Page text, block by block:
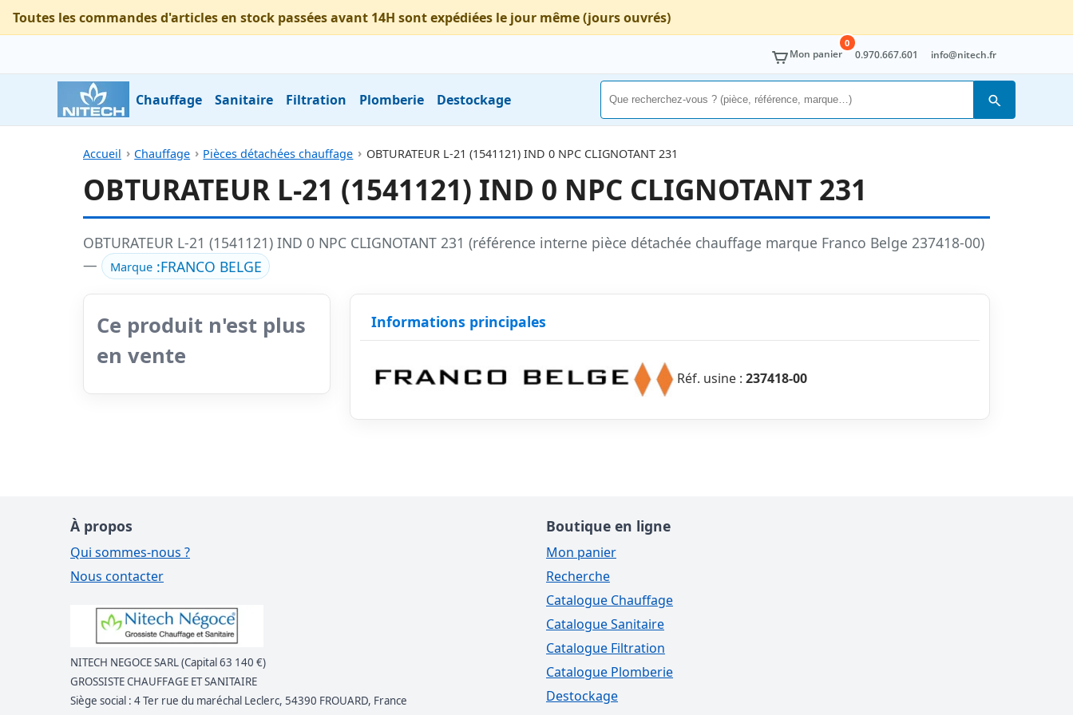
Toutes les commandes d'articles en stock passées avant 14H sont expédiées le jour même (jours ouvrés)
Mon panier
0
0.970.667.601 info@nitech.fr
Chauffage Sanitaire Filtration Plomberie Destockage
Rechercher
Accueil Chauffage Pièces détachées chauffage OBTURATEUR L-21 (1541121) IND 0 NPC CLIGNOTANT 231
OBTURATEUR L-21 (1541121) IND 0 NPC CLIGNOTANT 231
OBTURATEUR L-21 (1541121) IND 0 NPC CLIGNOTANT 231 (référence interne pièce détachée chauffage marque Franco Belge 237418-00)
—
Marque:FRANCO BELGE
Ce produit n'est plus
en vente
Informations principales
Réf. usine :237418-00
À propos
Qui sommes-nous ?
Nous contacter
NITECH NEGOCE SARL (Capital 63 140 €)
GROSSISTE CHAUFFAGE ET SANITAIRE
Siège social : 4 Ter rue du maréchal Leclerc, 54390 FROUARD, France
Boutique en ligne
Mon panier
Recherche
Catalogue Chauffage
Catalogue Sanitaire
Catalogue Filtration
Catalogue Plomberie
Destockage